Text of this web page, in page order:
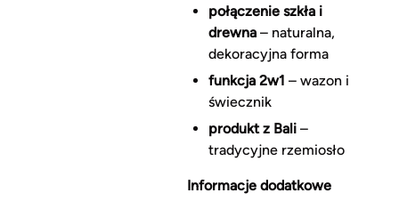
połączenie szkła i
drewna– naturalna,
dekoracyjna forma
funkcja 2w1 – wazon i
świecznik
produkt z Bali–
tradycyjne rzemiosło
Informacje dodatkowe